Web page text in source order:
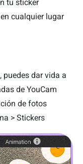
tu sticker
cualquier lugar
puedes dar vida a
de YouCam
de fotos
> Stickers